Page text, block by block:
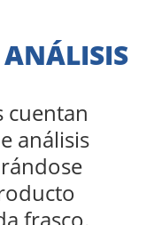
ANÁLISIS
cuentan
análisis